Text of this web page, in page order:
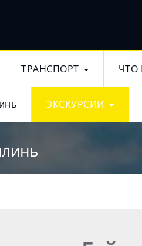
ТРАНСПОРТ ЧТО
ЭКСКУРСИИ